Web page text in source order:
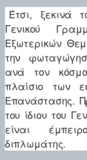
Έτσι, ξεκινά
Γενικού
Εξωτερικών
την
ανά τον
πλαίσιο των
Επανάστασης.
του ίδιου του
είναι
διπλωμάτης.